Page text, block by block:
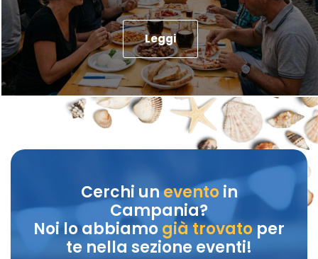
Leggi
Cerchi unevento in
Campania?
Noi lo abbiamo già trovatoper
te nella sezione eventi!